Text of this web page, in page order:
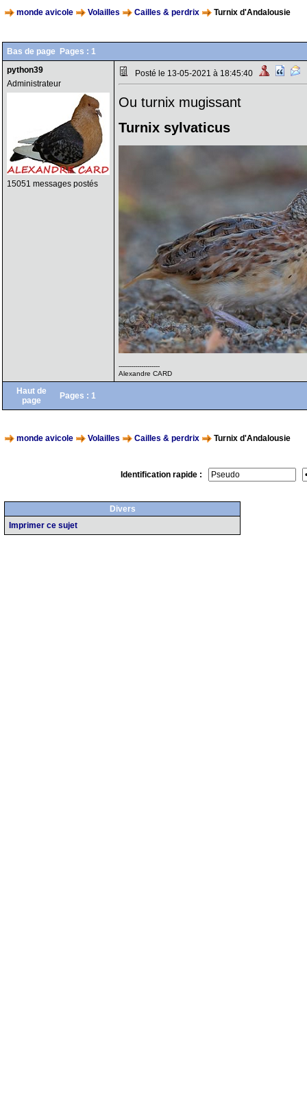
monde avicole Volailles Cailles & perdrix Turnix d'Andalousie
Bas de page Pages : 1
python39
Administrateur
15051 messages postés
Posté le 13-05-2021 à 18:45:40
Ou turnix mugissant
Turnix sylvaticus
--------------------
Alexandre CARD
Haut de
page
Pages : 1
monde avicole Volailles Cailles & perdrix Turnix d'Andalousie
Identification rapide :
Divers
Imprimer ce sujet